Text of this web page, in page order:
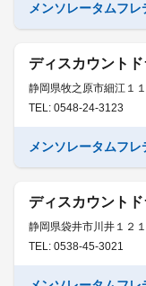
メンソレータムフ
ディスカウント
静岡県牧之原市細江１
TEL: 0548-24-3123
メンソレータムフ
ディスカウント
静岡県袋井市川井１２
TEL: 0538-45-3021